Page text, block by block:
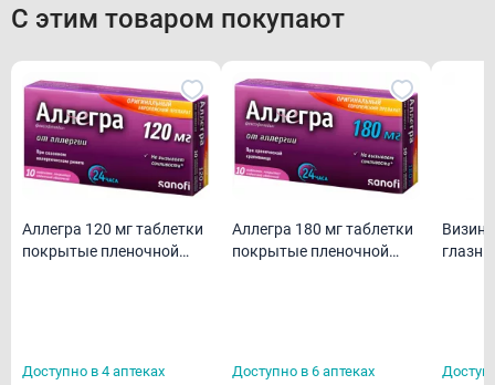
С этим товаром покупают
Аллегра 120 мг таблетки
покрытые пленочной
Доступно в 4 аптеках
Аллегра 180 мг таблетки
покрытые пленочной
Доступно в 6 аптеках
Визин